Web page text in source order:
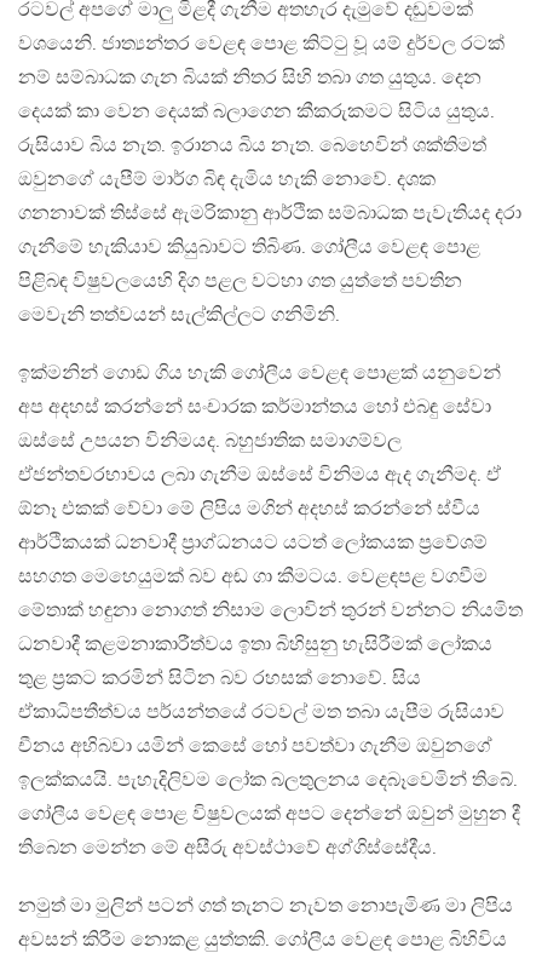
රටවල් අපගේ මාලු මිළදී ගැනීම අතහැර දැමුවේ දඬුවමක්
වශයෙනි. ජාත්‍යන්තර වෙළඳ පොළ කිට්‍ටු වූ යම් දුර්වල රටක්
නම් සම්බාධක ගැන බියක් නිතර සිහි තබා ගත යුතුය. දෙන
දෙයක් කා වෙන දෙයක් බලාගෙන කීකරුකමට සිටිය යුතුය.
රුසියාව බිය නැත. ඉරානය බිය නැත. බෙහෙවින් ශක්තිමත්
ඔවුනගේ යැපීම් මාර්ග බිඳ දැමිය හැකි නොවේ. දශක
ගනනාවක් තිස්සේ ඇමරිකානු ආර්ථික සම්බාධක පැවැතියද දරා
ගැනීමේ හැකියාව කියුබාවට තිබිණ. ගෝලීය වෙළඳ පොළ
පිළිබඳ විෂුවලයෙහි දිග පළල වටහා ගත යුත්තේ පවතින
මෙවැනි තත්වයන් සැල්කිල්ලට ගනිමිනි.
ඉක්මනින් ගොඩ ගිය හැකි ගෝලීය වෙළඳ පොළක් යනුවෙන්
අප අදහස් කරන්නේ සංචාරක කර්මාන්තය හෝ එබඳු සේවා
ඔස්සේ උපයන විනිමයද. බහුජාතික සමාගම්වල
ඒජන්තවරභාවය ලබා ගැනීම ඔස්සේ විනිමය ඇද ගැනීමද. ඒ
ඕනෑ එකක් වේවා මේ ලිපිය මගින් අදහස් කරන්නේ ස්වීය
ආර්ථිකයක් ධනවාදී ප්‍රාග්ධනයට යටත් ලෝකයක ප්‍රවේශම්
සහගත මෙහෙයුමක් බව අඬ ගා කීමටය. වෙළඳපළ වගවීම
මේතාක් හඳුනා නොගත් නිසාම ලොවින් තුරන් වන්නට නියමිත
ධනවාදී කළමනාකාරීත්වය ඉතා බිහිසුනු හැසිරීමක් ලෝකය
තුළ ප්‍රකට කරමින් සිටින බව රහසක් නොවේ. සිය
ඒකාධිපතීත්වය පර්යන්තයේ රටවල් මත තබා යැපීම රුසියාව
චීනය අභිබවා යමින් කෙසේ හෝ පවත්වා ගැනීම ඔවුනගේ
ඉලක්කයයි. පැහැදිලිවම ලෝක බලතුලනය දෙබෑවෙමින් තිබේ.
ගෝලීය වෙළඳ පොළ විෂුවලයක් අපට දෙන්නේ ඔවුන් මුහුන දී
තිබෙන මෙන්න මේ අසීරු අවස්ථාවේ අග්ගිස්සේදීය.
නමුත් මා මුලින් පටන් ගත් තැනට නැවත නොපැමිණ මා ලිපිය
අවසන් කිරීම නොකළ යුත්තකි. ගෝලීය වෙළඳ පොළ බිහිවිය